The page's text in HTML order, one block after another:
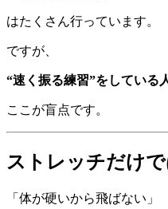
はたくさん行っています。
ですが、
“速く振る練習”をしている
ここが盲点です。
ストレッチだけ
「体が硬いから飛ばない」